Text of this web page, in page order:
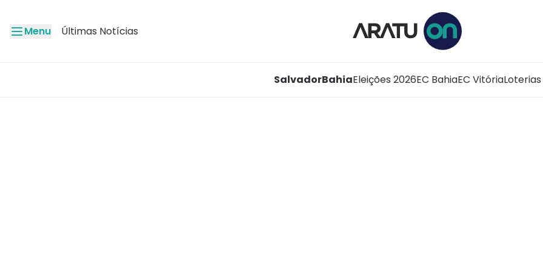
Menu Últimas Notícias
SalvadorBahiaEleições 2026EC BahiaEC VitóriaLoterias